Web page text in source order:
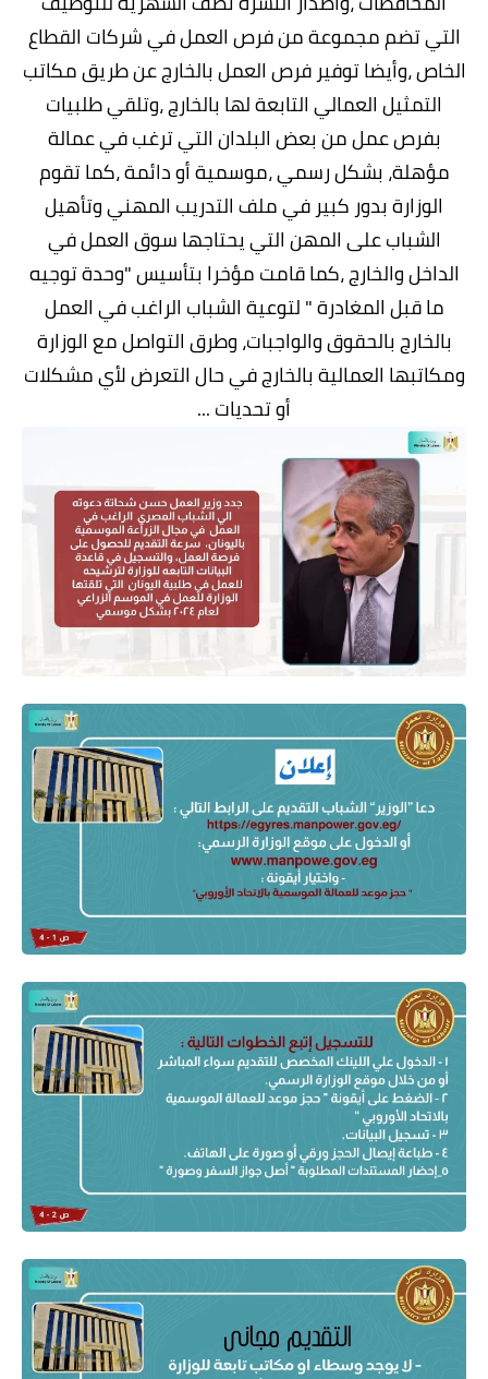
التي تضم مجموعة من فرص العمل في شركات القطاع
الخاص ،وأيضا توفير فرص العمل بالخارج عن طريق مكاتب
التمثيل العمالي التابعة لها بالخارج ،وتلقي طلبيات
بفرص عمل من بعض البلدان التي ترغب في عمالة
مؤهلة، بشكل رسمي ،موسمية أو دائمة ،كما تقوم
الوزارة بدور كبير في ملف التدريب المهني وتأهيل
الشباب على المهن التي يحتاجها سوق العمل في
الداخل والخارج ،كما قامت مؤخرا بتأسيس "وحدة توجيه
ما قبل المغادرة " لتوعية الشباب الراغب في العمل
بالخارج بالحقوق والواجبات، وطرق التواصل مع الوزارة
ومكاتبها العمالية بالخارج في حال التعرض لأي مشكلات
أو تحديات ...